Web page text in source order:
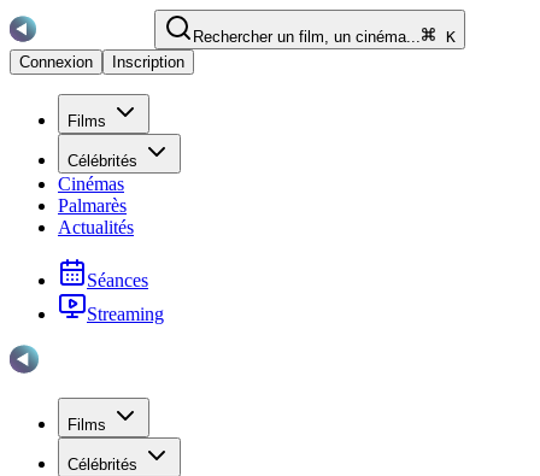
Rechercher un film, un cinéma...
K
Connexion
Inscription
Films
Célébrités
Cinémas
Palmarès
Actualités
Séances
Streaming
Films
Célébrités